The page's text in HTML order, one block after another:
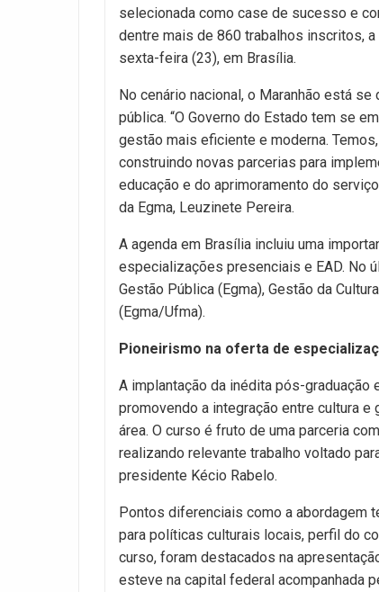
selecionada como case de sucesso e
dentre mais de 860 trabalhos inscritos,
sexta-feira (23), em Brasília.
No cenário nacional, o Maranhão está
pública. “O Governo do Estado tem se
gestão mais eficiente e moderna.
construindo novas parcerias para
educação e do aprimoramento do
da Egma, Leuzinete Pereira.
A agenda em Brasília incluiu uma
especializações presenciais e EAD. No
Gestão Pública (Egma), Gestão da
(Egma/Ufma).
Pioneirismo na oferta de
A implantação da inédita pós-
promovendo a integração entre cultura
área. O curso é fruto de uma parceria
realizando relevante trabalho voltado
presidente Kécio Rabelo.
Pontos diferenciais como a abordagem
para políticas culturais locais, perfil do
curso, foram destacados na
esteve na capital federal acompanhada